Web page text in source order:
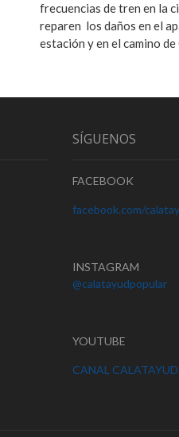
frecuencias de tren en la
reparen los daños en el
estación y en el camino
SÍGUENOS
FACEBOOK
facebook.com/
INSTAGRAM
@calatayudpopular
YOUTUBE
CANAL